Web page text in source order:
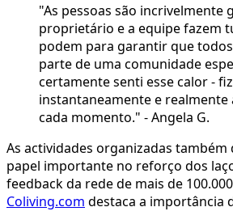
"As pessoas são incrivelmente
proprietário e a equipe fazem
podem para garantir que
parte de uma comunidade
certamente senti esse calor -
instantaneamente e realmente
cada momento." - Angela G.
As actividades organizadas
papel importante no reforço dos
feedback da rede de mais de
Coliving.com destaca a importância